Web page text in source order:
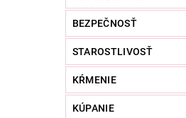
BEZPEČNOSŤ
STAROSTLIVOSŤ
KŔMENIE
KÚPANIE